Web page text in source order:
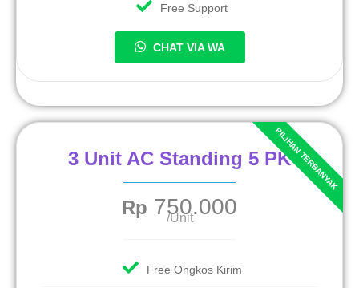
Free Support
CHAT VIA WA
3 Unit AC Standing 5 PK
Rp 750.000
/Unit
Free Ongkos Kirim